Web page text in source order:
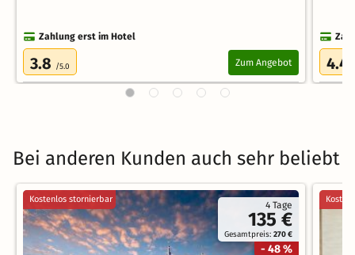
Zahlung erst im Hotel
3.8 /5.0 Zum Angebot 4.4
Bei anderen Kunden auch sehr beliebt
4 Tage
135 €
Gesamtpreis:270 €
- 48 %
Kostenlos stornierbar